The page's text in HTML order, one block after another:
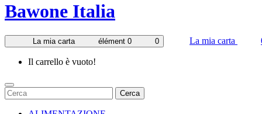
Bawone Italia
La mia carta élément 0 0 La mia carta
Il carrello è vuoto!
Cerca